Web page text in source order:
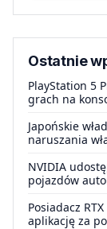
Ostatnie
PlayStation 5
grach na
Japońskie
naruszania
NVIDIA
pojazdów
Posiadacz
aplikację za